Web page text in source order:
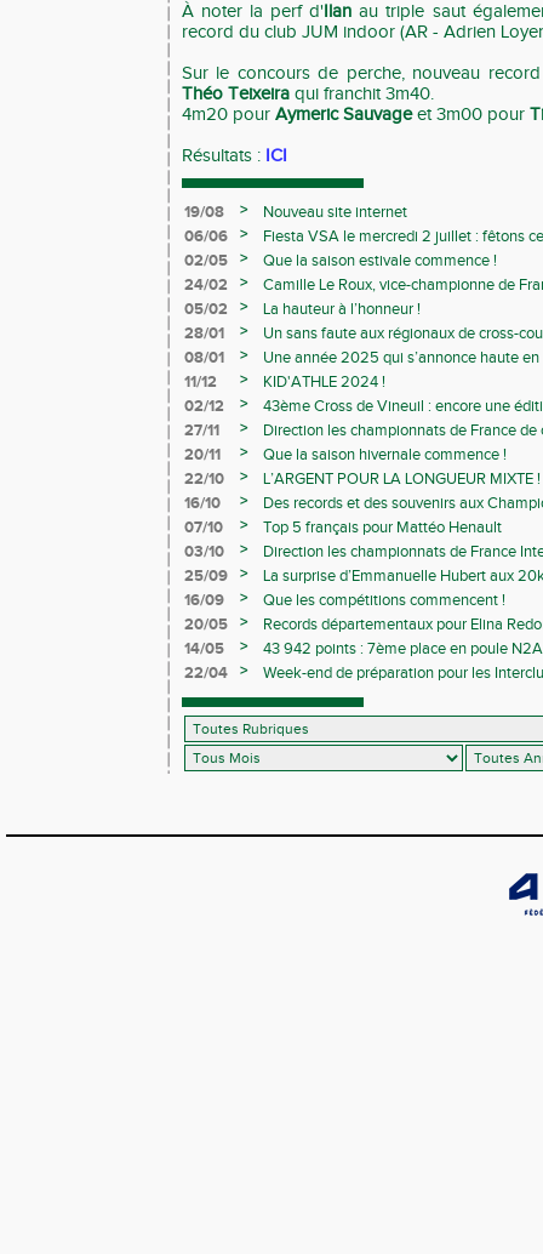
À noter la perf d'Ilan au triple saut
record du club JUM indoor (AR - Adrien
Sur le concours de perche, nouveau
Théo Teixeira qui franchit 3m40.
4m20 pour Aymeric Sauvageet 3m00 pour
Résultats : ICI
19/08 >
Nouveau site internet
06/06
>
Fiesta VSA le mercredi 2 juillet : fêtons
02/05
>
Que la saison estivale commence !
24/02
>
Camille Le Roux, vice-championne de
05/02
>
La hauteur à l’honneur !
28/01
>
Un sans faute aux régionaux de cross-
08/01
>
Une année 2025 qui s’annonce haute
11/12
>
KID'ATHLE 2024 !
02/12
>
43ème Cross de Vineuil : encore une
27/11
>
Direction les championnats de France de
20/11
>
Que la saison hivernale commence !
22/10
>
L’ARGENT POUR LA LONGUEUR MIXTE !
16/10
>
Des records et des souvenirs aux
Avenirs
07/10 >
Top 5 français pour Mattéo Henault
03/10
>
Direction les championnats de France
25/09
>
La surprise d’Emmanuelle Hubert aux
16/09
>
Que les compétitions commencent !
20/05
>
Records départementaux pour Elina
14/05
>
43 942 points : 7ème place en poule
22/04
>
Week-end de préparation pour les